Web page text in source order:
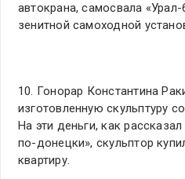
автокрана, самосвала
зенитной самоходной
10. Гонорар Константина
изготовленную скульптуру
На эти деньги, как
по-донецки», скульптор
квартиру.